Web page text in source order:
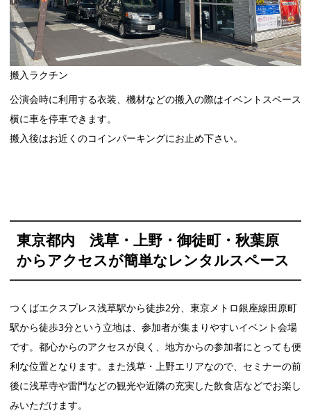
搬入ラクチン
公演会時に利用する衣装、機材などの搬入の際はイベントスペース
横に車を停車できます。
搬入後はお近くのコインパーキングにお止め下さい。
東京都内 浅草・上野・御徒町・秋葉原
からアクセスが簡単なレンタルスペース
つくばエクスプレス浅草駅から徒歩2分、東京メトロ銀座線田原町
駅から徒歩3分という立地は、参加者が集まりやすいイベント会場
です。都心からのアクセスが良く、地方からの参加者にとっても便
利な位置となります。また浅草・上野エリアなので、セミナーの前
後に浅草寺や雷門などの観光や近隣の充実した飲食店などでお楽し
みいただけます。